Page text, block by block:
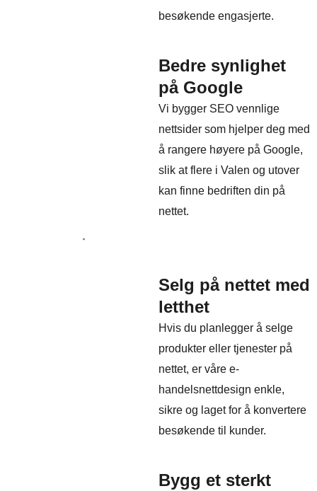
besøkende engasjerte.
Bedre synlighet
på Google
Vi bygger SEO vennlige
nettsider som hjelper deg med
å rangere høyere på Google,
slik at flere i Valen og utover
kan finne bedriften din på
nettet.
Selg på nettet med
letthet
Hvis du planlegger å selge
produkter eller tjenester på
nettet, er våre e-
handelsnettdesign enkle,
sikre og laget for å konvertere
besøkende til kunder.
Bygg et sterkt